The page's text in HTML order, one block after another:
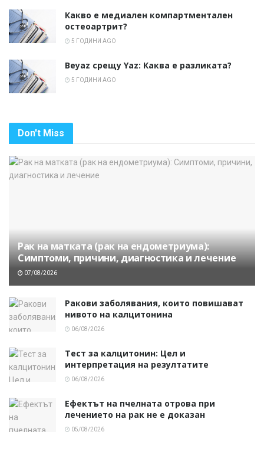
Какво е медиален компартментален
остеоартрит?
5 ГОДИНИ AGO
Beyaz срещу Yaz: Каква е разликата?
5 ГОДИНИ AGO
Don't Miss
Рак на матката (рак на ендометриума):
Симптоми, причини, диагностика и лечение
07/08/2026
Ракови заболявания, които повишават
нивото на калцитонина
06/08/2026
Тест за калцитонин: Цел и
интерпретация на резултатите
06/08/2026
Ефектът на пчелната отрова при
лечението на рак не е доказан
05/08/2026